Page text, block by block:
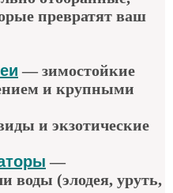
превратят ваш
— зимостойкие
и крупными
и экзотические
—
воды (элодея, уруть,